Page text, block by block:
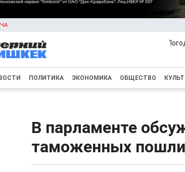
ПОЛИТИКА ЭКОНОМИКА ОБЩЕСТВО
В парламенте
таможенных